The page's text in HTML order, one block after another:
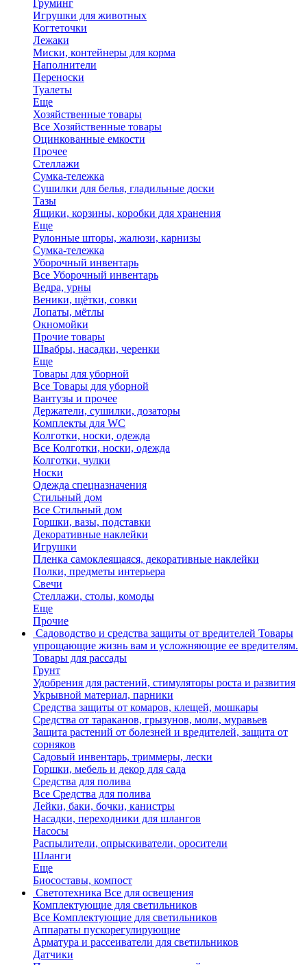
Груминг
Игрушки для животных
Когтеточки
Лежаки
Миски, контейнеры для корма
Наполнители
Переноски
Туалеты
Еще
Хозяйственные товары
Все Хозяйственные товары
Оцинкованные емкости
Прочее
Стеллажи
Сумка-тележка
Сушилки для белья, гладильные доски
Тазы
Ящики, корзины, коробки для хранения
Еще
Рулонные шторы, жалюзи, карнизы
Сумка-тележка
Уборочный инвентарь
Все Уборочный инвентарь
Ведра, урны
Веники, щётки, совки
Лопаты, мётлы
Окномойки
Прочие товары
Швабры, насадки, черенки
Еще
Товары для уборной
Все Товары для уборной
Вантузы и прочее
Держатели, сушилки, дозаторы
Комплекты для WC
Колготки, носки, одежда
Все Колготки, носки, одежда
Колготки, чулки
Носки
Одежда спецназначения
Стильный дом
Все Стильный дом
Горшки, вазы, подставки
Декоративные наклейки
Игрушки
Пленка самоклеящаяся, декоративные наклейки
Полки, предметы интерьера
Свечи
Стеллажи, столы, комоды
Еще
Прочие
Садоводство и средства защиты от вредителей Товары
упрощающие жизнь вам и усложняющие ее вредителям.
Товары для рассады
Грунт
Удобрения для растений, стимуляторы роста и развития
Укрывной материал, парники
Средства защиты от комаров, клещей, мошкары
Средства от тараканов, грызунов, моли, муравьев
Защита растений от болезней и вредителей, защита от
сорняков
Садовый инвентарь, триммеры, лески
Горшки, мебель и декор для сада
Средства для полива
Все Средства для полива
Лейки, баки, бочки, канистры
Насадки, переходники для шлангов
Насосы
Распылители, опрыскиватели, оросители
Шланги
Еще
Биосоставы, компост
Светотехника Все для освещения
Комплектующие для светильников
Все Комплектующие для светильников
Аппараты пускорегулирующие
Арматура и рассеиватели для светильников
Датчики